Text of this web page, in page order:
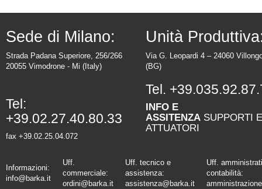
Sede di Milano:
Strada Padana Superiore, 256/266
20055 Vimodrone - Mi (Italy)
Tel:
+39.02.27.40.80.33
fax +39.02.25.04.072
Unità
Via G. Leopardi 4 – 24060
(BG)
Tel.
INFO E
ASSITENZA SUPPORTI E
ATTUATORI
Informazioni:
info@barka.it
Uff.
commerciale:
ordini@barka.it
Uff. tecnico e
assistenza:
assistenza@barka.it
Uff.
contabilità: